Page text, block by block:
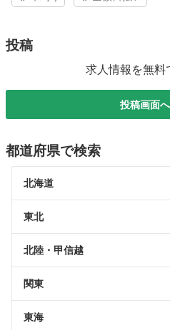
投稿
求人情報を無料
投稿画面
都道府県で検索
北海道
東北
北陸・甲信越
関東
東海